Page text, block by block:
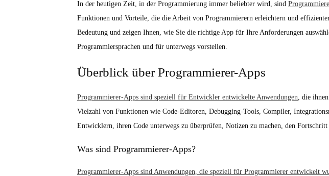
In der heutigen Zeit, in der Programmierung immer beliebter wird, sind
Funktionen und Vorteile, die die Arbeit von Programmierern erleichtern und
Bedeutung und zeigen Ihnen, wie Sie die richtige App für Ihre Anforderungen
Programmiersprachen und für unterwegs vorstellen.
Überblick über Programmierer-Apps
Programmierer-Apps sind speziell für Entwickler entwickelte Anwendungen, die
Vielzahl von Funktionen wie Code-Editoren, Debugging-Tools, Compiler,
Entwicklern, ihren Code unterwegs zu überprüfen, Notizen zu machen, den
Was sind Programmierer-Apps?
Programmierer-Apps sind Anwendungen, die speziell für Programmierer entwickelt